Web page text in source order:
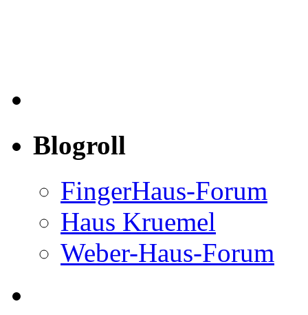
Blogroll
FingerHaus-Forum
Haus Kruemel
Weber-Haus-Forum